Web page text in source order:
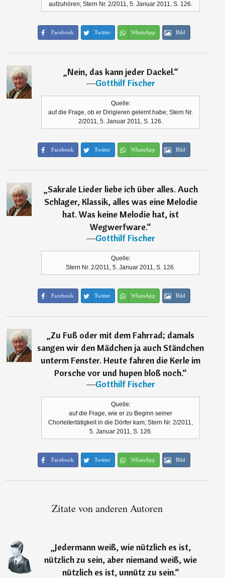
aufzuhören; Stern Nr. 2/2011, 5. Januar 2011, S. 126.
Facebook Twitter WhatsApp Bild
„Nein, das kann jeder Dackel.“
―Gotthilf Fischer
Quelle:
auf die Frage, ob er Dirigieren gelernt habe; Stern Nr.
2/2011, 5. Januar 2011, S. 126.
Facebook Twitter WhatsApp Bild
„Sakrale Lieder liebe ich über alles. Auch
Schlager, Klassik, alles was eine Melodie
hat. Was keine Melodie hat, ist
Wegwerfware.“
―Gotthilf Fischer
Quelle:
Stern Nr. 2/2011, 5. Januar 2011, S. 126.
Facebook Twitter WhatsApp Bild
„Zu Fuß oder mit dem Fahrrad; damals
sangen wir den Mädchen ja auch Ständchen
unterm Fenster. Heute fahren die Kerle im
Porsche vor und hupen bloß noch.“
―Gotthilf Fischer
Quelle:
auf die Frage, wie er zu Beginn seiner
Chorleitertätigkeit in die Dörfer kam; Stern Nr. 2/2011,
5. Januar 2011, S. 126.
Facebook Twitter WhatsApp Bild
Zitate von anderen Autoren
„Jedermann weiß, wie nützlich es ist,
nützlich zu sein, aber niemand weiß, wie
nützlich es ist, unnütz zu sein.“